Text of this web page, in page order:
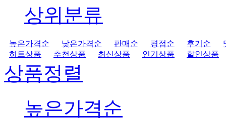
상위분류
높은가격순 낮은가격순 판매순 평점순 후기순
히트상품
추천상품 최신상품 인기상품 할인상품
상품정렬
높은가격순